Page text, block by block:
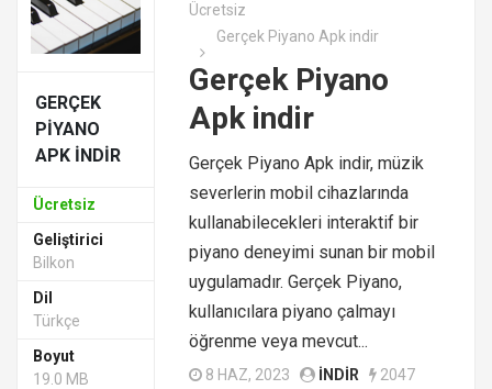
GERÇEK
PIYANO
APK INDIR
Ücretsiz
Geliştirici
Bilkon
Dil
Türkçe
Boyut
19.0 MB
Ücretsiz
Gerçek Piyano Apk indir
Gerçek Piyano
Apk indir
Gerçek Piyano Apk indir, müzik
severlerin mobil cihazlarında
kullanabilecekleri interaktif bir
piyano deneyimi sunan bir mobil
uygulamadır. Gerçek Piyano,
kullanıcılara piyano çalmayı
öğrenme veya mevcut...
8 HAZ, 2023 INDIR
2047